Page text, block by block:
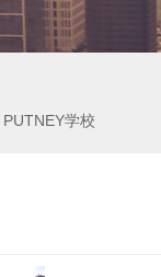
PUTNEY学校